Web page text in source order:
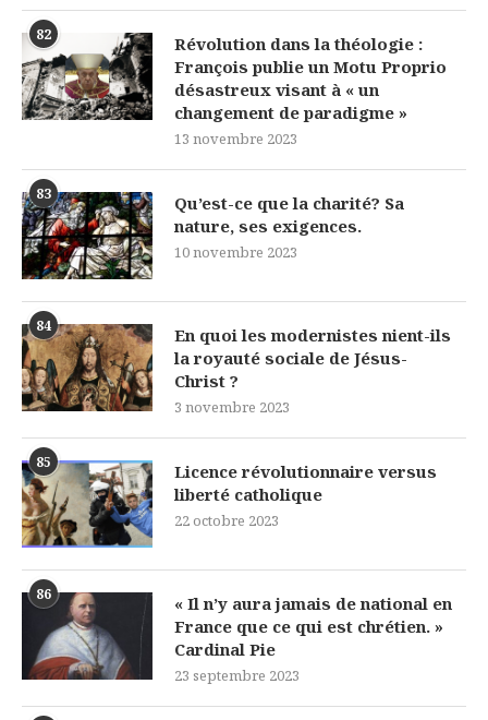
82
Révolution dans la théologie :
François publie un Motu Proprio
désastreux visant à « un
changement de paradigme »
13 novembre 2023
83
Qu’est-ce que la charité? Sa
nature, ses exigences.
10 novembre 2023
84
En quoi les modernistes nient-ils
la royauté sociale de Jésus-
Christ ?
3 novembre 2023
85
Licence révolutionnaire versus
liberté catholique
22 octobre 2023
86
« Il n’y aura jamais de national en
France que ce qui est chrétien. »
Cardinal Pie
23 septembre 2023